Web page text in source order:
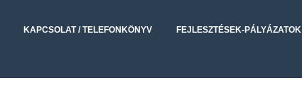
KAPCSOLAT / TELEFONKÖNYV FEJLESZTÉSEK-PÁLYÁZATOK